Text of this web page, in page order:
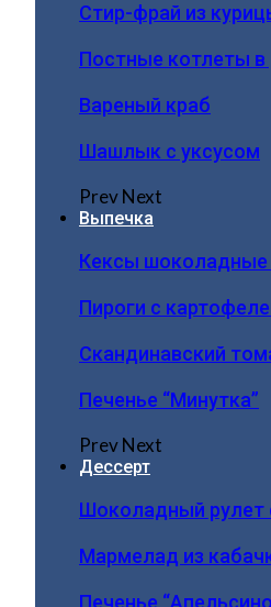
Стир-фрай из
Постные котлеты в
Вареный краб
Шашлык с уксусом
PrevNext
Выпечка
Кексы шоколадные
Пироги c
Скандинавский
Печенье “Минутка”
PrevNext
Дессерт
Шоколадный рулет
Мармелад из
Печенье